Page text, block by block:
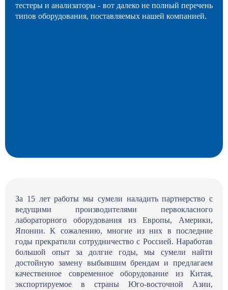
тестеры и анализаторы - вот далеко не полный перечень
типов оборудования, поставляемых нашей компанией.
За 15 лет работы мы сумели наладить партнерство с
ведущими производителями первокласного
лабораторного оборудования из Европы, Америки,
Японии. К сожалению, многие из них в последние
годы прекратили сотрудничество с Россией. Наработав
большой опыт за долгие годы, мы сумели найти
достойную замену выбывшим брендам и предлагаем
качественное современное оборудование из Китая,
экспортируемое в страны Юго-восточной Азии,